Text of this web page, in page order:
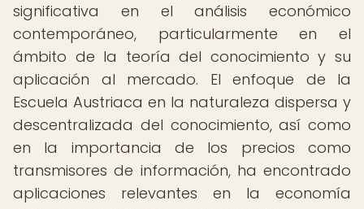
significativa en el análisis económico
contemporáneo, particularmente en el
ámbito de la teoría del conocimiento y su
aplicación al mercado. El enfoque de la
Escuela Austriaca en la naturaleza dispersa y
descentralizada del conocimiento, así como
en la importancia de los precios como
transmisores de información, ha encontrado
aplicaciones relevantes en la economía